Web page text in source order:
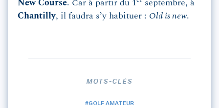
New Course. Car à partir du 1
septembre, à
Chantilly, il faudra s’y habituer : Old is new.
MOTS-CLÉS
#GOLF AMATEUR